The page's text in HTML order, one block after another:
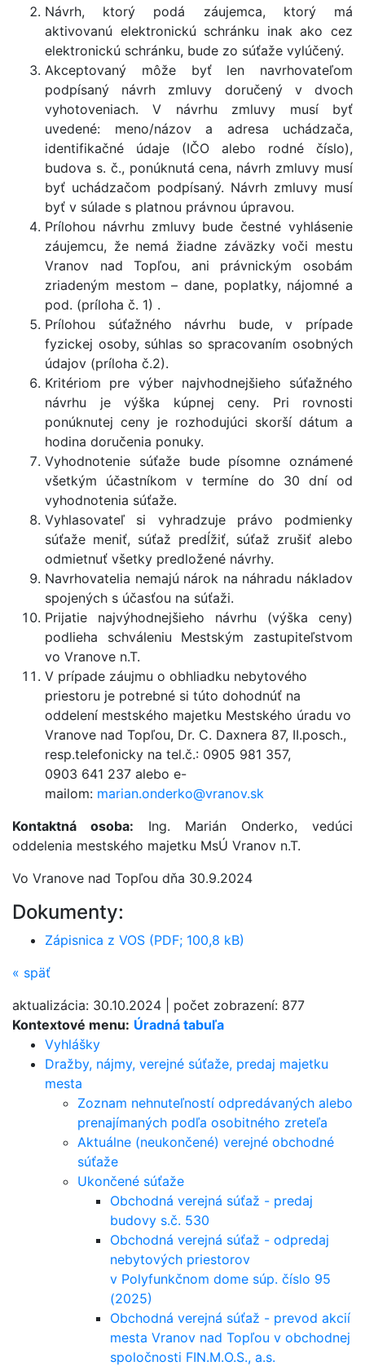
Kontextové menu: Úradná tabuľa
Vyhlášky
Dražby, nájmy, verejné súťaže, predaj majetku
mesta
Zoznam nehnuteľností odpredávaných alebo
prenajímaných podľa osobitného zreteľa
Aktuálne (neukončené) verejné obchodné
súťaže
Ukončené súťaže
Obchodná verejná súťaž - predaj
budovy s.č. 530
Obchodná verejná súťaž - odpredaj
nebytových priestorov
v Polyfunkčnom dome súp. číslo 95
(2025)
Obchodná verejná súťaž - prevod akcií
mesta Vranov nad Topľou v obchodnej
spoločnosti FIN.M.O.S., a.s.
Návrh, ktorý podá záujemca, ktorý má
aktivovanú elektronickú schránku inak ako cez
elektronickú schránku, bude zo súťaže vylúčený.
Akceptovaný môže byť len navrhovateľom
podpísaný návrh zmluvy doručený v dvoch
vyhotoveniach. V návrhu zmluvy musí byť
uvedené: meno/názov a adresa uchádzača,
identifikačné údaje (IČO alebo rodné číslo),
budova s. č., ponúknutá cena, návrh zmluvy musí
byť uchádzačom podpísaný. Návrh zmluvy musí
byť v súlade s platnou právnou úpravou.
Prílohou návrhu zmluvy bude čestné vyhlásenie
záujemcu, že nemá žiadne záväzky voči mestu
Vranov nad Topľou, ani právnickým osobám
zriadeným mestom – dane, poplatky, nájomné a
pod. (príloha č. 1) .
Prílohou súťažného návrhu bude, v prípade
fyzickej osoby, súhlas so spracovaním osobných
údajov (príloha č.2).
Kritériom pre výber najvhodnejšieho súťažného
návrhu je výška kúpnej ceny. Pri rovnosti
ponúknutej ceny je rozhodujúci skorší dátum a
hodina doručenia ponuky.
Vyhodnotenie súťaže bude písomne oznámené
všetkým účastníkom v termíne do 30 dní od
vyhodnotenia súťaže.
Vyhlasovateľ si vyhradzuje právo podmienky
súťaže meniť, súťaž predĺžiť, súťaž zrušiť alebo
odmietnuť všetky predložené návrhy.
Navrhovatelia nemajú nárok na náhradu nákladov
spojených s účasťou na súťaži.
Prijatie najvýhodnejšieho návrhu (výška ceny)
podlieha schváleniu Mestským zastupiteľstvom
vo Vranove n.T.
V prípade záujmu o obhliadku nebytového
priestoru je potrebné si túto dohodnúť na
oddelení mestského majetku Mestského úradu vo
Vranove nad Topľou, Dr. C. Daxnera 87, II.posch.,
resp.telefonicky na tel.č.: 0905 981 357,
0903 641 237 alebo e-
mailom: marian.onderko@vranov.sk
Kontaktná osoba: Ing. Marián Onderko, vedúci
oddelenia mestského majetku MsÚ Vranov n.T.
Vo Vranove nad Topľou dňa 30.9.2024
Dokumenty:
Zápisnica z VOS (PDF; 100,8 kB)
« späť
aktualizácia: 30.10.2024 počet zobrazení: 877